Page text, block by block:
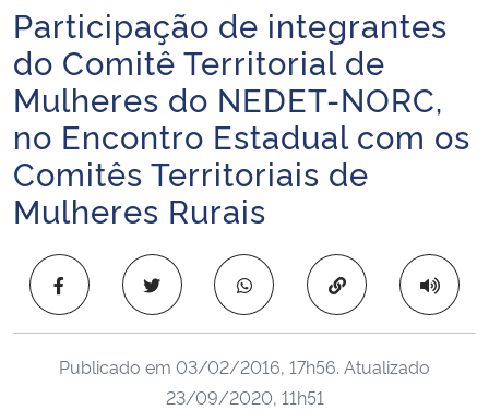
Ministério da Agricultura, Pecuária e Abastecimento
Ministério da Educação
Ministério da Cidadania
Ministério da Saúde
Ministério de Minas e Energia
Ministério da Ciência, Tecnologia, Inovações e Comunicações
Início do conteúdo
Participação de integrantes
do Comitê Territorial de
Mulheres do NEDET-NORC,
no Encontro Estadual com os
Comitês Territoriais de
Mulheres Rurais
Copiar para área
Publicado em 03/02/2016, 17h56. Atualizado
23/09/2020, 11h51